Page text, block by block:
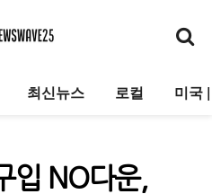
최신뉴스 로컬 미국
입 NO다운,